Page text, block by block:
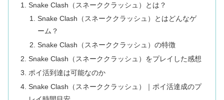
Snake Clash（スネーククラッシュ）とは？
Snake Clash（スネーククラッシュ）とはどんなゲ
ーム？
Snake Clash（スネーククラッシュ）の特徴
Snake Clash（スネーククラッシュ）をプレイした感想
ポイ活到達は可能なのか
Snake Clash（スネーククラッシュ）｜ポイ活達成のプ